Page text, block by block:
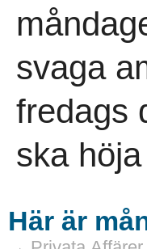
svaga
fredags
ska
Här är